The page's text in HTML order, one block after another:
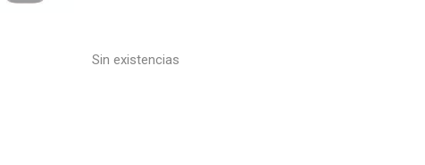
Sin existencias